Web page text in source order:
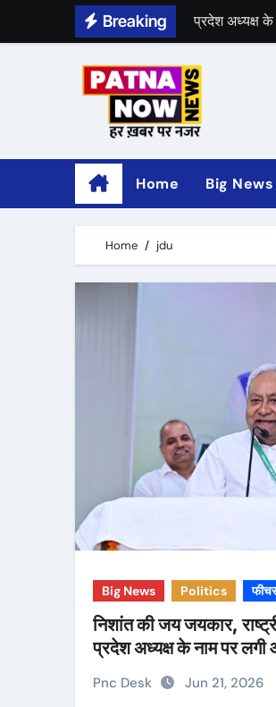
Breaking
प्रदेश अध्यक्ष
Home Big News
Home jdu
Big News Politics फीचर
निशांत की जय जयकार,
प्रदेश अध्यक्ष के नाम पर लगी
Pnc Desk Jun 21, 2026